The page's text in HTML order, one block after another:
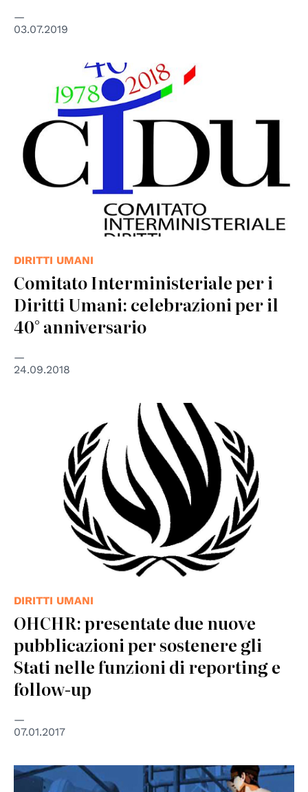
03.07.2019
DIRITTI UMANI
Comitato Interministeriale per i
Diritti Umani: celebrazioni per il
40° anniversario
24.09.2018
DIRITTI UMANI
OHCHR: presentate due nuove
pubblicazioni per sostenere gli
Stati nelle funzioni di reporting e
follow-up
07.01.2017
© FRA